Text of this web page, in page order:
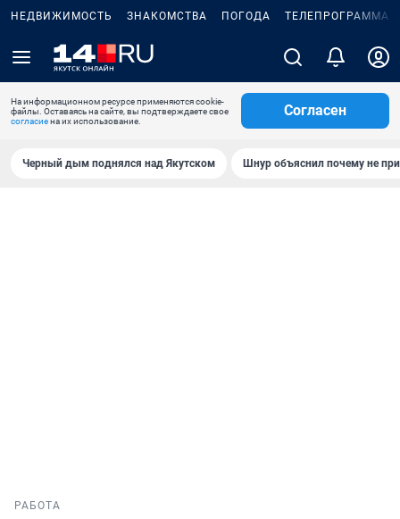
НЕДВИЖИМОСТЬ ЗНАКОМСТВА ПОГОДА ТЕЛЕПРОГРАММА
На информационном ресурсе применяются cookie-
файлы. Оставаясь на сайте, вы подтверждаете свое
согласиена их использование.
Согласен
Черный дым поднялся над Якутском Шнур объяснил почему не
РАБОТА